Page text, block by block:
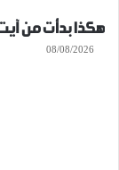
هكذا بدأت من
08/08/2026